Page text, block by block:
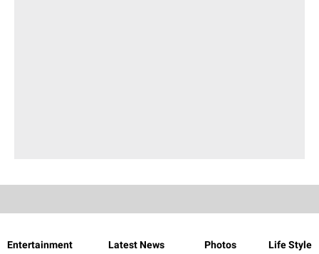
Entertainment Latest News Photos Life Style